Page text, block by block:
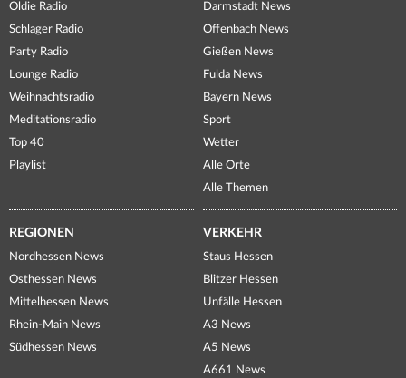
Oldie Radio
Schlager Radio
Party Radio
Lounge Radio
Weihnachtsradio
Meditationsradio
Top 40
Playlist
Darmstadt News
Offenbach News
Gießen News
Fulda News
Bayern News
Sport
Wetter
Alle Orte
Alle Themen
REGIONEN
Nordhessen News
Osthessen News
Mittelhessen News
Rhein-Main News
Südhessen News
VERKEHR
Staus Hessen
Blitzer Hessen
Unfälle Hessen
A3 News
A5 News
A661 News